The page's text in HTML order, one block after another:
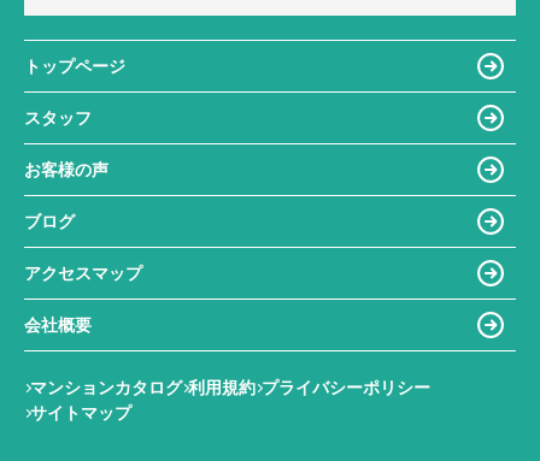
トップページ
スタッフ
お客様の声
ブログ
アクセスマップ
会社概要
マンションカタログ 利用規約 プライバシーポリシー
サイトマップ